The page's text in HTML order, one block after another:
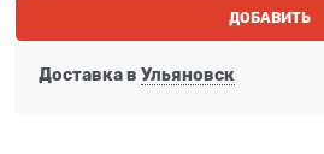
ДОБАВИТЬ
Доставка в Ульяновск